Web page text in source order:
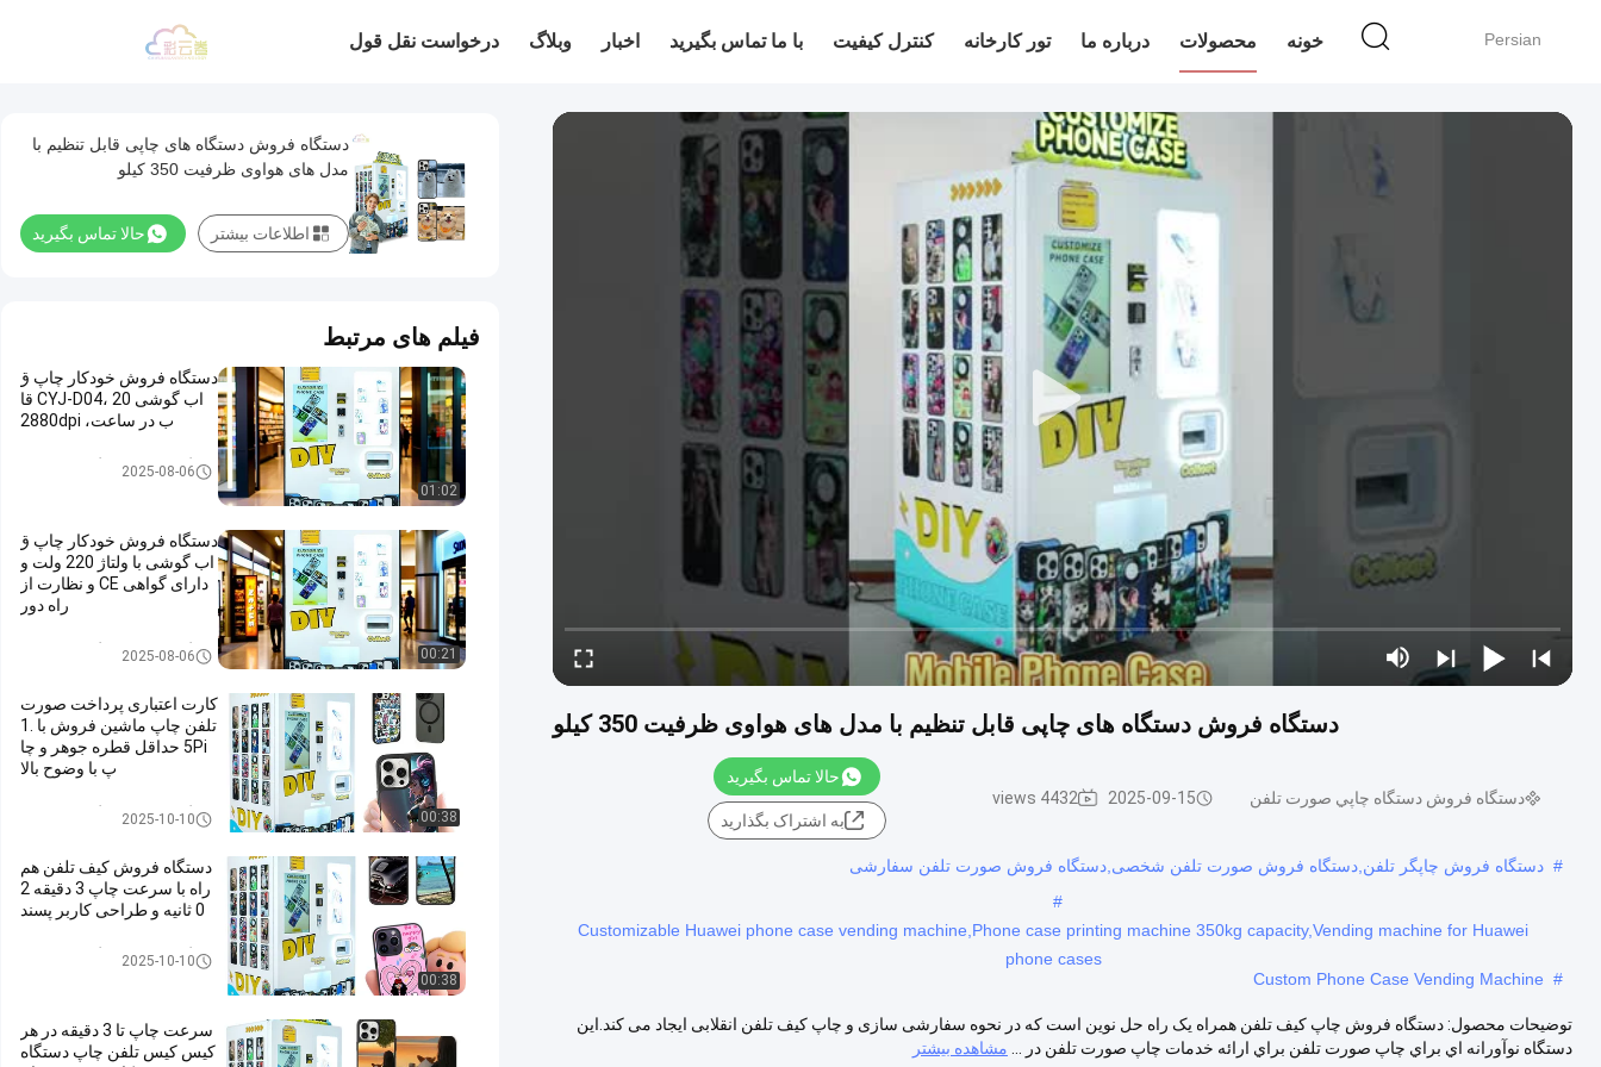
Persian خونه محصولات درباره ما تور کارخانه کنترل کیفیت با ما تماس بگیرید اخبار وبلاگ درخواست نقل قول
دستگاه فروش دستگاه های چاپی قابل تنظیم با مدل های هواوی ظرفیت 350 کیلو
دستگاه فروش دستگاه چاپي صورت تلفن 2025-09-15
4432 views
حالا تماس بگیرید
به اشتراک بگذارید
# دستگاه فروش چاپگر تلفن,دستگاه فروش صورت تلفن شخصی,دستگاه فروش صورت تلفن سفارشی
#
Customizable Huawei phone case vending machine,Phone case printing machine 350kg capacity,Vending machine for Huawei
phone cases
#
Custom Phone Case Vending Machine
توضیحات محصول: دستگاه فروش چاپ کیف تلفن همراه یک راه حل نوین است که در نحوه سفارشی سازی و چاپ کیف تلفن انقلابی ایجاد می کند.اين
دستگاه نوآورانه اي براي چاپ صورت تلفن براي ارائه خدمات چاپ صورت تلفن در ...
مشاهده بیشتر
دستگاه فروش دستگاه های چاپی قابل تنظیم با
مدل های هواوی ظرفیت 350 کیلو
حالا تماس بگیرید اطلاعات بیشتر
فیلم های مرتبط
01:02
دستگاه فروش خودکار چاپ ق
اب گوشی CYJ-D04، 20 قا
ب در ساعت، 2880dpi
دستگاه فروش دستگاه چاپي صور
2025-08-06
00:21
دستگاه فروش خودکار چاپ ق
اب گوشی با ولتاژ 220 ولت و
دارای گواهی CE و نظارت از
راه دور
دستگاه فروش دستگاه چاپي صور
2025-08-06
00:38
کارت اعتباری پرداخت صورت
تلفن چاپ ماشین فروش با 1.
5Pi حداقل قطره جوهر و چا
پ با وضوح بالا
دستگاه فروش دستگاه چاپي صور
2025-10-10
00:38
دستگاه فروش کیف تلفن هم
راه با سرعت چاپ 3 دقیقه 2
0 ثانیه و طراحی کاربر پسند
دستگاه فروش دستگاه چاپي صور
2025-10-10
سرعت چاپ تا 3 دقیقه در هر
کیس کیس تلفن چاپ دستگاه